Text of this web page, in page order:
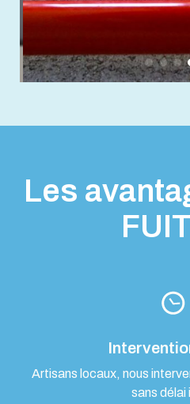
Les
Artisans locaux, nous
sans délai